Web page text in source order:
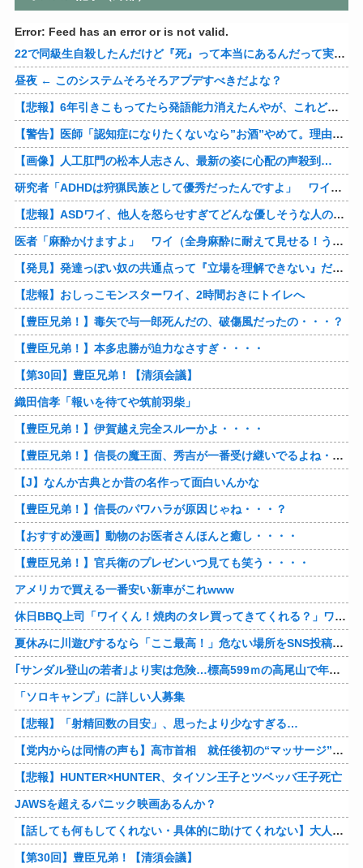
Error: Feed has an error or is not valid.
22で同級生自殺したんだけど『死』って本当にあるんだって実感して怖くなってきた
昼夜 ← このシステムそろそろアプデすべきだよな？
【悲報】6年引きこもってたら発語能力消えたんやが、これどうやって直せばええんや？
【警告】医師「認知症になりたくないなら”お酒”やめて。理由がこれ」
【画像】人工肛門の松本人志さん、最新の姿に心配の声殺到…
研究者「ADHDは狩猟民族として優秀だったんですよ」 ワイ「…おかしいですよね？」→
【悲報】ASDワイ、他人を怒らせすぎてどんな優しそうな人の怒り顔も余裕で想像できるようになってしまう
医者「麻酔かけますよ」 ワイ（全身麻酔に耐えて見せる！うおおおおおお！！！！）→
【発見】発達っぽい奴の共通点って『立場を理解できない』だよな
【悲報】おしっこモンスターワイ、2時間おきにトイレへ
【豊臣兄弟！】毒矢で与一郎死んだの、破傷風だったの・・・？
【豊臣兄弟！】本多忠勝が迫力なさすぎ・・・・
【第30回】豊臣兄弟！【清須会議】
織田信孝「報いを待てや筑前羽柴」
【豊臣兄弟！】伊賀越え完全スルーかよ・・・・
【豊臣兄弟！】信長の魔王面、秀吉が一番受け継いでるよね・・・？
【J】なんか古典とか昔の名作って面白いんかな
【豊臣兄弟！】信長のパワハラが原因じゃね・・・？
【おすすめ漫画】動物のお医者さんほんと癒し・・・・
【豊臣兄弟！】官兵衛のプレゼンいつ見ても笑う・・・・
アメリカで買える一番安い新車がこれwww
休日BBQ上司「ワイくん！焼肉のタレ買ってきてくれる？」ワイ「！！？」
夏休みに川遊びするなら「ここ最高！」危ない場所をSNS投稿、水難事故が起きたら法的責任を問われる？ 福岡県八女市の星野川
｢サンダル登山の若者｣より実は危険…標高599ｍの高尾山で年間100件超の遭難事故を起こしている張本人「中高年の転倒事故」
「ソロキャンプ」に詳しい人募集
【悲報】「射精回数の目安」、思ったより少なすぎる…
【党内からは同情の声も】高市首相 就任後初の“マッサージ”報道に「疲れてるアピ？」とSNSでは一部から冷ややかな声…被災地視察“PV動画”から続く不信
【悲報】HUNTER×HUNTER、タイソン王子とツベッバ王子死亡
JAWSを超えるパニック映画あるんか？
【話しても何もしてくれない・具体的に助けてくれない】大人に失望感 トー横に集まる若者
【第30回】豊臣兄弟！【清須会議】